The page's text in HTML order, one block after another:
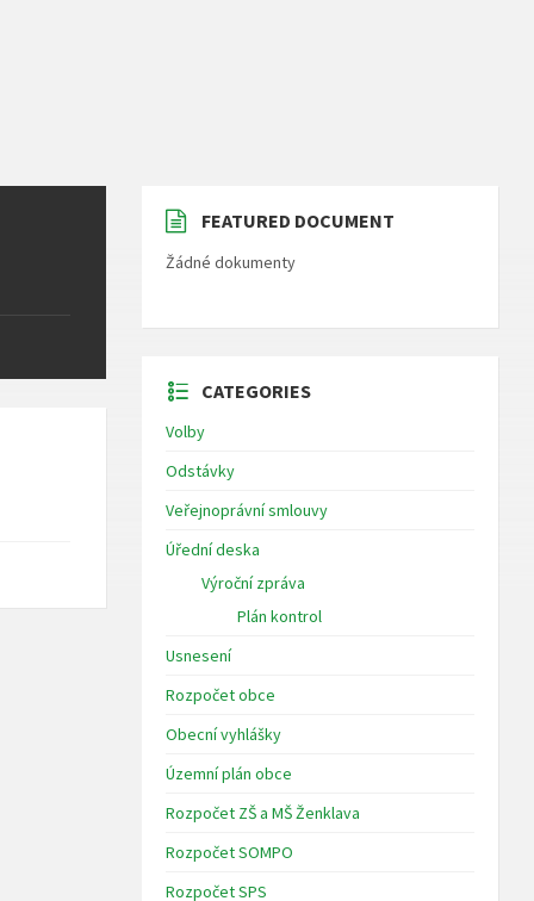
FEATURED DOCUMENT
Žádné dokumenty
CATEGORIES
Volby
Odstávky
Veřejnoprávní smlouvy
Úřední deska
Výroční zpráva
Plán kontrol
Usnesení
Rozpočet obce
Obecní vyhlášky
Územní plán obce
Rozpočet ZŠ a MŠ Ženklava
Rozpočet SOMPO
Rozpočet SPS